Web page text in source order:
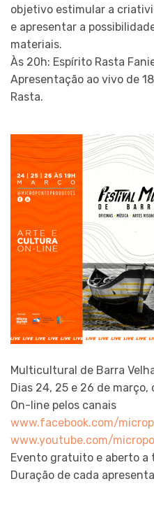
objetivo estimular a
e apresentar a
materiais.
Às 20h: Espírito Rasta
Apresentação ao vivo de
Rasta.
Multicultural de Barra
Dias 24, 25 e 26 de março,
On-line pelos canais
www.facebook.com/
www.youtube.com/
Evento gratuito e aberto a
Duração de cada